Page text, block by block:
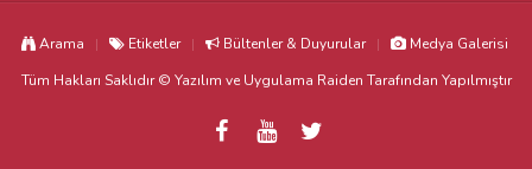
Arama Etiketler Bültenler & Duyurular
Medya Galerisi
Tüm Hakları Saklıdır © Yazılım ve Uygulama Raiden Tarafından Yapılmıştır